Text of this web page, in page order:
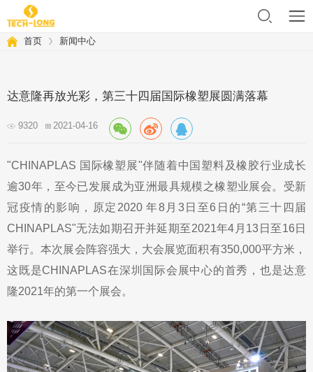
首页 新闻中心
达意隆再放光彩，第三十四届国际橡塑展圆满落幕
9320 2021-04-16
"CHINAPLAS 国际橡塑展"伴随着中国塑料及橡胶行业成长
逾30年，至今已发展成为亚洲最具规模之橡塑业展会。受新
冠疫情的影响，原定 2020 年8月 3 日至6 日的“第三十四届
CHINAPLAS"无法如期召开并延期至2021年4 月 13 日至16 日
举行。本次展会阵容强大，大会展览面积有350,000平方米，
这既是CHINAPLAS在深圳国际会展中心的首秀，也是达意
隆2021年的第一个展会。